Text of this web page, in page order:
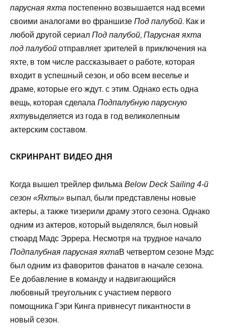
парусная яхта постепенно возвышается над всеми
своими аналогами во франшизе Под палубой. Как и
любой другой сериал Под палубой, Парусная яхта
под палубой отправляет зрителей в приключения на
яхте, в том числе рассказывает о работе, которая
входит в успешный сезон, и обо всем веселье и
драме, которые его ждут. с этим. Однако есть одна
вещь, которая сделала Подпалубную парусную
яхтувыделяется из года в год великолепным
актерским составом.
СКРИНРАНТ ВИДЕО ДНЯ
Когда вышел трейлер фильма Below Deck Sailing 4-й
сезон «Яхты» выпал, были представлены новые
актеры, а также тизерили драму этого сезона. Однако
одним из актеров, который выделялся, был новый
стюард Мадс Эррера. Несмотря на трудное начало
Подпалубная парусная яхтаВ четвертом сезоне Мэдс
был одним из фаворитов фанатов в начале сезона.
Ее добавление в команду и надвигающийся
любовный треугольник с участием первого
помощника Гэри Кинга привнесут пикантности в
новый сезон.